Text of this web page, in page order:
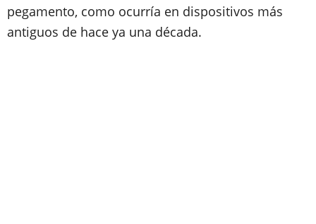
pegamento, como ocurría en dispositivos más
antiguos de hace ya una década.